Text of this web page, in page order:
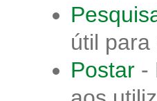
útil
Postar -